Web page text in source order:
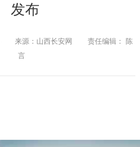
发布
来源：山西长安网
责任编辑： 陈
言